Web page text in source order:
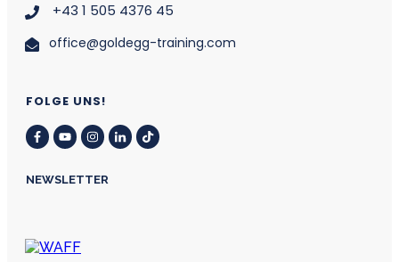
+43 1 505 4376 45
office@goldegg-training.com
FOLGE UNS!
NEWSLETTER